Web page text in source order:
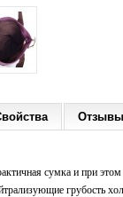
сумка и при
грубость